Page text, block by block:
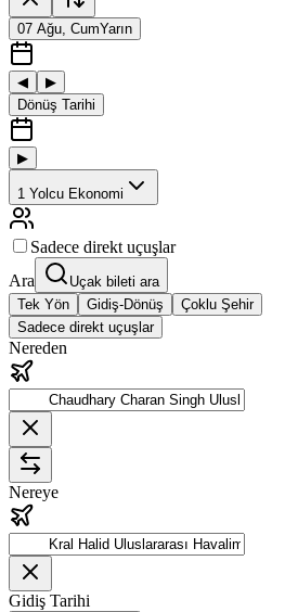
07 Ağu, CumYarın
◀
▶
Dönüş Tarihi
▶
1 Yolcu Ekonomi
Sadece direkt uçuşlar
Ara
Uçak bileti ara
Tek Yön
Gidiş-Dönüş
Çoklu Şehir
Sadece direkt uçuşlar
Nereden
Nereye
Gidiş Tarihi